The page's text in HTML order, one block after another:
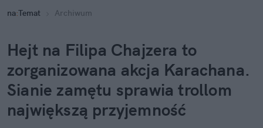
Rozrywka
na:Temat Archiwum
Hejt na Filipa Chajzera to
zorganizowana akcja Karachana.
Sianie zamętu sprawia trollom
największą przyjemność